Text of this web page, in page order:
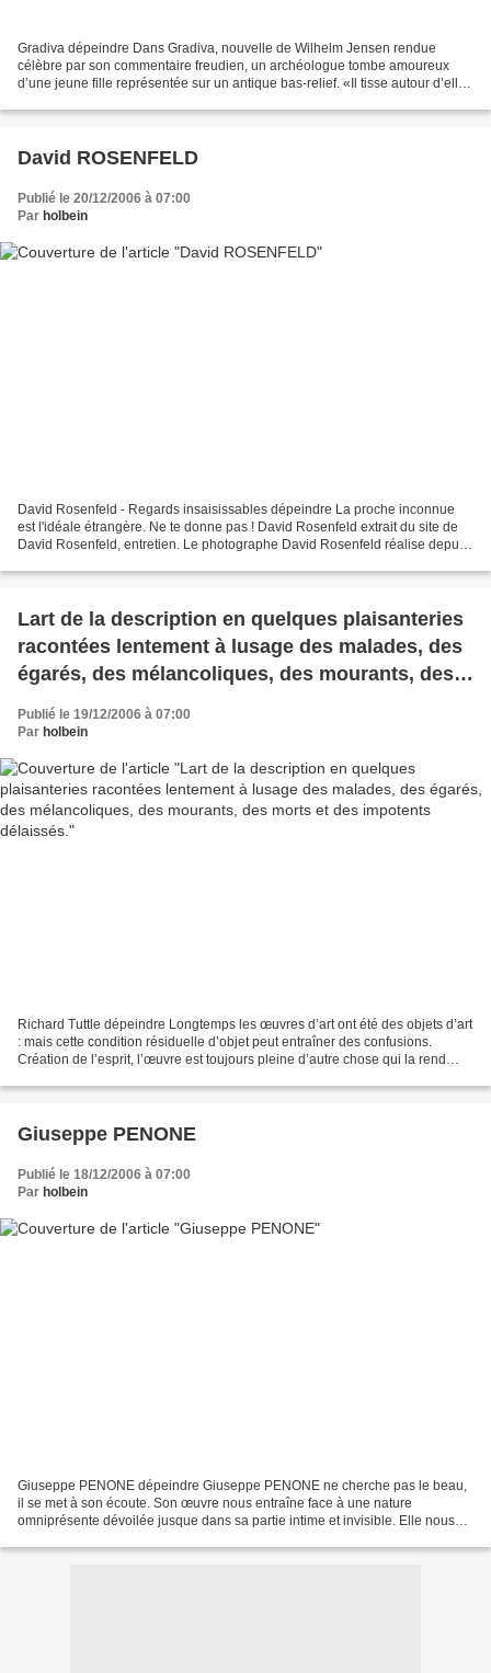
Gradiva dépeindre Dans Gradiva, nouvelle de Wilhelm Jensen rendue
célèbre par son commentaire freudien, un archéologue tombe amoureux
d’une jeune fille représentée sur un antique bas-relief. «Il tisse autour d’elle
David ROSENFELD
Publié le 20/12/2006 à 07:00
Par holbein
David Rosenfeld - Regards insaisissables dépeindre La proche inconnue
est l'idéale étrangère. Ne te donne pas ! David Rosenfeld extrait du site de
David Rosenfeld, entretien. Le photographe David Rosenfeld réalise depuis
Lart de la description en quelques plaisanteries
racontées lentement à lusage des malades, des
égarés, des mélancoliques, des mourants, des
Publié le 19/12/2006 à 07:00
Par holbein
Richard Tuttle dépeindre Longtemps les œuvres d’art ont été des objets d’art
: mais cette condition résiduelle d’objet peut entraîner des confusions.
Création de l’esprit, l’œuvre est toujours pleine d’autre chose qui la rend
Giuseppe PENONE
Publié le 18/12/2006 à 07:00
Par holbein
Giuseppe PENONE dépeindre Giuseppe PENONE ne cherche pas le beau,
il se met à son écoute. Son œuvre nous entraîne face à une nature
omniprésente dévoilée jusque dans sa partie intime et invisible. Elle nous